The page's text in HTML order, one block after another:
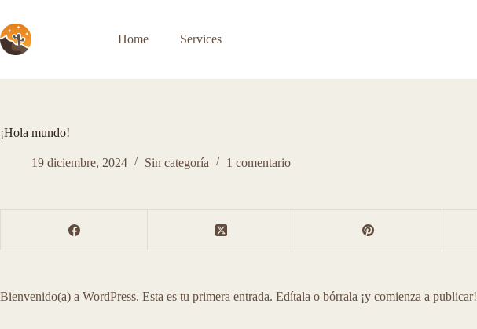
a
l
t
c
Home Services
¡Hola mundo!
19 diciembre, 2024 Sin categoría 1 comentario
Bienvenido(a) a WordPress. Esta es tu primera entrada. Edítala o bórrala ¡y comienza a publicar!